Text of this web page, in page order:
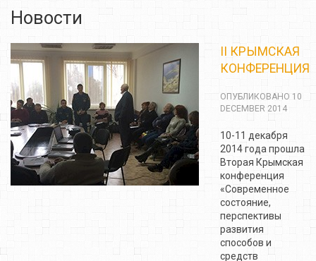
Новости
II КРЫМСКАЯ
КОНФЕРЕНЦИЯ
ОПУБЛИКОВАНО 10
DECEMBER 2014
10-11 декабря
2014 года прошла
Вторая Крымская
конференция
«Современное
состояние,
перспективы
развития
способов и
средств